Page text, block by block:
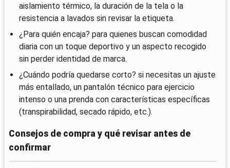
aislamiento térmico, la duración de la tela o la
resistencia a lavados sin revisar la etiqueta.
¿Para quién encaja? para quienes buscan comodidad
diaria con un toque deportivo y un aspecto recogido
sin perder identidad de marca.
¿Cuándo podría quedarse corto? si necesitas un ajuste
más entallado, un pantalón técnico para ejercicio
intenso o una prenda con características específicas
(transpirabilidad, secado rápido, etc.).
Consejos de compra y qué revisar antes de
confirmar